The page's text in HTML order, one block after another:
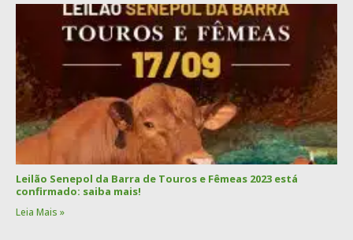
Leilão Senepol da Barra de Touros e Fêmeas 2023 está
confirmado: saiba mais!
Leia Mais »